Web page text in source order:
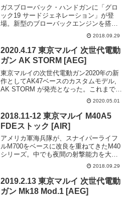
ガスブローバック・ハンドガンに「グロ
ック19 サードジェネレーション」が登
場。新型のブローバックエンジンを搭載
し、従来のガスブローバック・グロック
シリーズと同等のガス消費量ながらリコ
イルショックを強化。装弾数22発。グロ
ック19は長年、KS...
2018.09.29
2020.4.17 東京マルイ 次世代電動
ガン AK STORM [AEG]
東京マルイの次世代電動ガン2020年の新
作としてAK47ベースのカスタムモデル,
AK STORM が発売となった。これまでス
タンダードAK47の派生モデルとしてβス
ペツナズ, AK47HCがあったが, 今回は外
装を徹底的にカスタマイズした...
2020.05.01
2018.11-12 東京マルイ M40A5
FDEストック [AIR]
アメリカ軍海兵隊が、スナイパーライフ
ルM700をベースに改良を重ねてきたM40
シリーズ。中でも夜間の射撃能力を大き
く高めるためにサーマルビジョンマウン
トを装備したものがM40A5である。今
回、カラーバリエーションとして要望の
高かったFDE(...
2018.09.29
2019.2.13 東京マルイ 次世代電動
ガン Mk18 Mod.1 [AEG]